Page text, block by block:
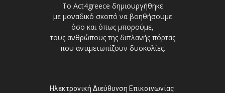
Το Act4greece δημιουργήθηκε
με μοναδικό σκοπό να βοηθήσουμε
όσο και όπως μπορούμε,
τους ανθρώπους της διπλανής πόρτας
που αντιμετωπίζουν δυσκολίες.
Ηλεκτρονική Διεύθυνση Επικοινωνίας: